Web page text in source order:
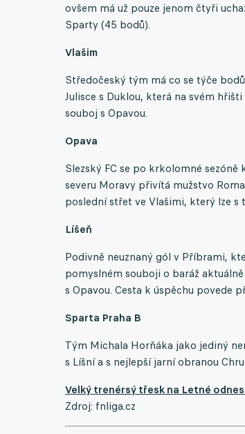
ovšem má už pouze jenom čtyři
Sparty (45 bodů).
Vlašim
Středočeský tým má co se týče
Julisce s Duklou, která na svém
souboj s Opavou.
Opava
Slezský FC se po krkolomné
severu Moravy přivítá mužstvo
poslední střet ve Vlašimi, který lze
Líšeň
Podivně neuznaný gól v Příbrami,
pomyslném souboji o baráž
s Opavou. Cesta k úspěchu povede
Sparta Praha B
Tým Michala Horňáka jako jediný
s Líšní a s nejlepší jarní obranou
Velký trenérsý třesk na Letné
Zdroj: fnliga.cz